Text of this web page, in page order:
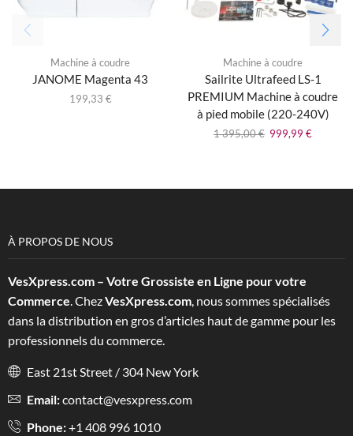
Machine à coudre
JANOME Magenta 43
199,33 €
Machine à coudre
Sailrite Ultrafeed LS-1
PREMIUM Machine à coudre
à pied mobile (220-240V)
1 395,00€ 999,99 €
À PROPOS DE NOUS
VesXpress.com – Votre Grossiste en Ligne pour votre
Commerce. ChezVesXpress.com, nous sommes spécialisés
dans la distribution en gros d’articles haut de gamme pour les
professionnels du commerce.
East 21st Street / 304 New York
Email:contact@vesxpress.com
Phone:+1 408 996 1010